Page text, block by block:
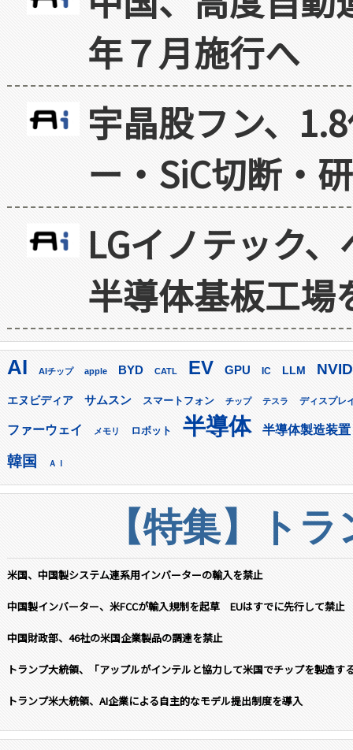
年７月施行へ
宇晶股フン、
ー・SiC切断・
LGイノテック
半導体基板工場
AI AIチップ apple BYD CATL EV GPU IC LLM
エヌビディア サムスン スマートフォン チップ テスラ ディスプレ
ファーウェイ メモリ ロボット 半導体 半導体製造装置
韓国 ＡＩ
【特集】ト
米国、中国製システム連系用インバーターの輸入を禁止
中国製インバーター、米FCCが輸入規制を起草 EUはすでに先行して禁止
中国財政部、46社の米国企業製品の調達を禁止
トランプ大統領、「アップルがインテルと協力して米国でチップを製造す
トランプ米大統領、AI企業による自主的なモデル提出制度を導入